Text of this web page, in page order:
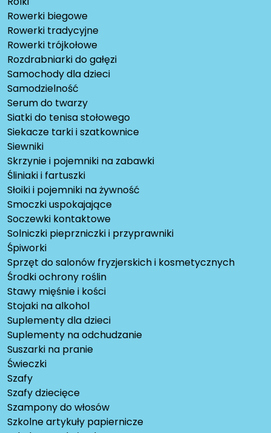
Rowerki biegowe
Rowerki tradycyjne
Rowerki trójkołowe
Rozdrabniarki do gałęzi
Samochody dla dzieci
Samodzielność
Serum do twarzy
Siatki do tenisa stołowego
Siekacze tarki i szatkownice
Siewniki
Skrzynie i pojemniki na zabawki
Śliniaki i fartuszki
Słoiki i pojemniki na żywność
Smoczki uspokajające
Soczewki kontaktowe
Solniczki pieprzniczki i przyprawniki
Śpiworki
Sprzęt do salonów fryzjerskich i kosmetycznych
Środki ochrony roślin
Stawy mięśnie i kości
Stojaki na alkohol
Suplementy dla dzieci
Suplementy na odchudzanie
Suszarki na pranie
Świeczki
Szafy
Szafy dziecięce
Szampony do włosów
Szkolne artykuły papiernicze